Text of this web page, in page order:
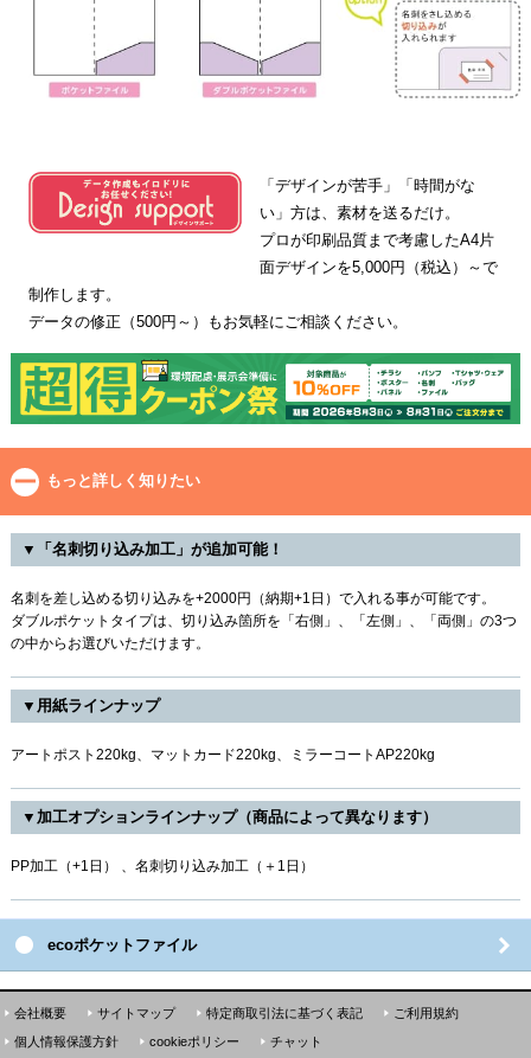
「デザインが苦手」「時間がな
い」方は、素材を送るだけ。
プロが印刷品質まで考慮したA4片
面デザインを5,000円（税込）～で
制作します。
データの修正（500円～）もお気軽にご相談ください。
もっと詳しく知りたい
▼「名刺切り込み加工」が追加可能！
名刺を差し込める切り込みを+2000円（納期+1日）で入れる事が可能です。
ダブルポケットタイプは、切り込み箇所を「右側」、「左側」、「両側」の3つ
の中からお選びいただけます。
▼用紙ラインナップ
アートポスト220kg、マットカード220kg、ミラーコートAP220kg
▼加工オプションラインナップ（商品によって異なります）
PP加工（+1日） 、名刺切り込み加工（＋1日）
ecoポケットファイル
会社概要 サイトマップ 特定商取引法に基づく表記
ご利用規約
個人情報保護方針
cookieポリシー チャット